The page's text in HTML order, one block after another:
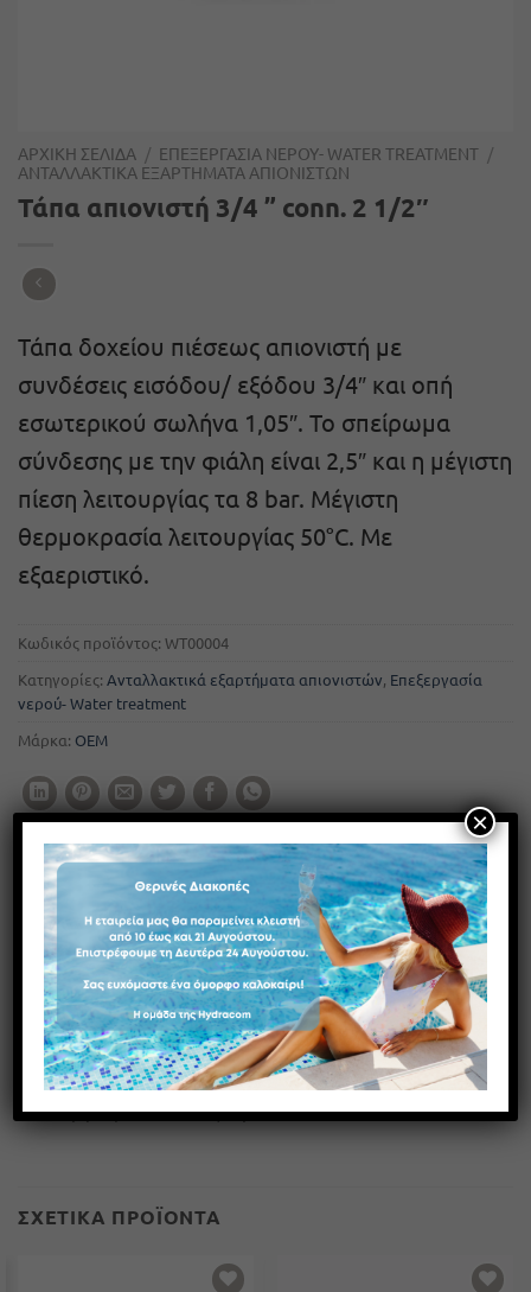
ΑΡΧΙΚΉ ΣΕΛΊΔΑ / ΕΠΕΞΕΡΓΑΣΊΑ ΝΕΡΟΎ- WATER TREATMENT /
ΑΝΤΑΛΛΑΚΤΙΚΆ ΕΞΑΡΤΉΜΑΤΑ ΑΠΙΟΝΙΣΤΏΝ
Τάπα απιονιστή 3/4 ” conn. 2 1/2″
Τάπα δοχείου πιέσεως απιονιστή με
συνδέσεις εισόδου/ εξόδου 3/4″ και οπή
εσωτερικού σωλήνα 1,05″. Το σπείρωμα
σύνδεσης με την φιάλη είναι 2,5″ και η μέγιστη
πίεση λειτουργίας τα 8 bar. Μέγιστη
θερμοκρασία λειτουργίας 50°C. Με
εξαεριστικό.
Κωδικός προϊόντος: WT00004
Κατηγορίες: Ανταλλακτικά εξαρτήματα απιονιστών, Επεξεργασία
νερού- Water treatment
Μάρκα: OEM
ΠΕΡΙΓΡΑΦΉ
Τάπα δοχείου πιέσεως απιονιστή με συνδέσεις εισόδου/
εξόδου 3/4″ και οπή εσωτερικού σωλήνα 1,05″. Το
σπείρωμα σύνδεσης με την φιάλη είναι 2,5″ και η μέγιστη
πίεση λειτουργίας τα 8 bar. Μέγιστη θερμοκρασία
λειτουργίας 50°C. Με εξαεριστικό.
ΣΧΕΤΙΚΆ ΠΡΟΪΌΝΤΑ
Add to
wishlist
Add to
wishlist
×